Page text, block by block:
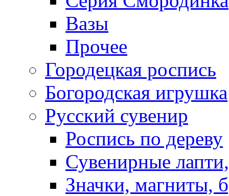
Вазы
Прочее
Городецкая роспись
Богородская игрушка
Русский сувенир
Роспись по дереву
Сувенирные
Значки, магниты,